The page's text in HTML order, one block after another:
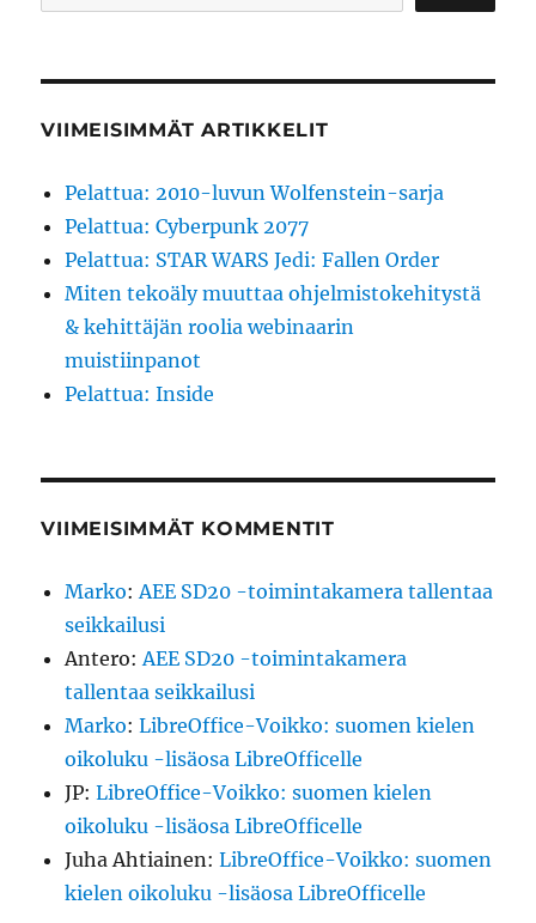
VIIMEISIMMÄT ARTIKKELIT
Pelattua: 2010-luvun Wolfenstein-sarja
Pelattua: Cyberpunk 2077
Pelattua: STAR WARS Jedi: Fallen Order
Miten tekoäly muuttaa ohjelmistokehitystä
& kehittäjän roolia webinaarin
muistiinpanot
Pelattua: Inside
VIIMEISIMMÄT KOMMENTIT
Marko:AEE SD20 -toimintakamera tallentaa
seikkailusi
Antero:AEE SD20 -toimintakamera
tallentaa seikkailusi
Marko:LibreOffice-Voikko: suomen kielen
oikoluku -lisäosa LibreOfficelle
JP:LibreOffice-Voikko: suomen kielen
oikoluku -lisäosa LibreOfficelle
Juha Ahtiainen:LibreOffice-Voikko: suomen
kielen oikoluku -lisäosa LibreOfficelle